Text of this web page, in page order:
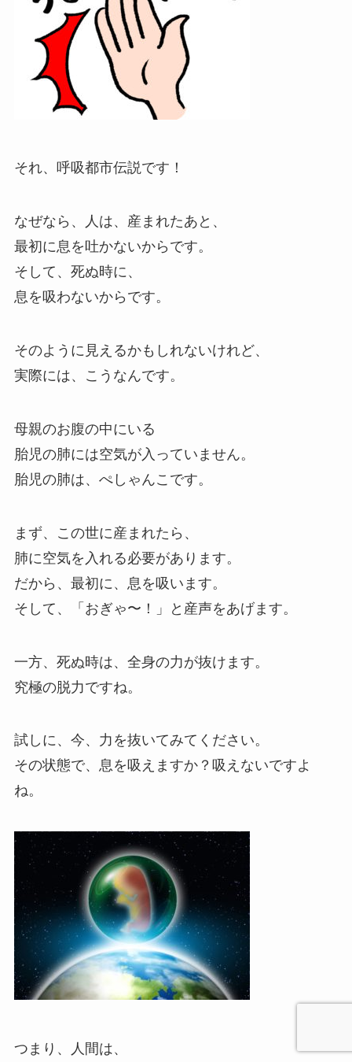
それ、呼吸都市伝説です！
なぜなら、人は、産まれたあと、
最初に息を吐かないからです。
そして、死ぬ時に、
息を吸わないからです。
そのように見えるかもしれないけれど、
実際には、こうなんです。
母親のお腹の中にいる
胎児の肺には空気が入っていません。
胎児の肺は、ぺしゃんこです。
まず、この世に産まれたら、
肺に空気を入れる必要があります。
だから、最初に、息を吸います。
そして、「おぎゃ〜！」と産声をあげます。
一方、死ぬ時は、全身の力が抜けます。
究極の脱力ですね。
試しに、今、力を抜いてみてください。
その状態で、息を吸えますか？吸えないですよ
ね。
つまり、人間は、